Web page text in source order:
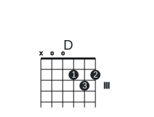
D
x o o
1
3
2